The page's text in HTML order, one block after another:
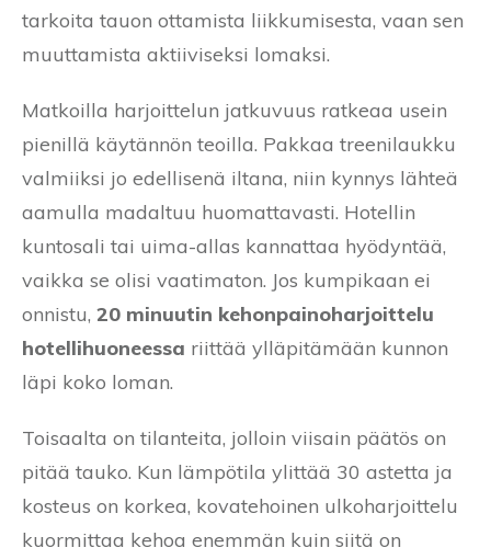
tarkoita tauon ottamista liikkumisesta, vaan sen
muuttamista aktiiviseksi lomaksi.
Matkoilla harjoittelun jatkuvuus ratkeaa usein
pienillä käytännön teoilla. Pakkaa treenilaukku
valmiiksi jo edellisenä iltana, niin kynnys lähteä
aamulla madaltuu huomattavasti. Hotellin
kuntosali tai uima-allas kannattaa hyödyntää,
vaikka se olisi vaatimaton. Jos kumpikaan ei
onnistu, 20 minuutin kehonpainoharjoittelu
hotellihuoneessa riittää ylläpitämään kunnon
läpi koko loman.
Toisaalta on tilanteita, jolloin viisain päätös on
pitää tauko. Kun lämpötila ylittää 30 astetta ja
kosteus on korkea, kovatehoinen ulkoharjoittelu
kuormittaa kehoa enemmän kuin siitä on